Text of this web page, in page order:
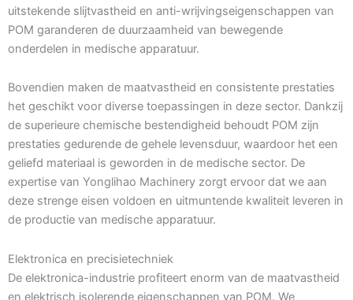
uitstekende slijtvastheid en anti-wrijvingseigenschappen van
POM garanderen de duurzaamheid van bewegende
onderdelen in medische apparatuur.
Bovendien maken de maatvastheid en consistente prestaties
het geschikt voor diverse toepassingen in deze sector. Dankzij
de superieure chemische bestendigheid behoudt POM zijn
prestaties gedurende de gehele levensduur, waardoor het een
geliefd materiaal is geworden in de medische sector. De
expertise van Yonglihao Machinery zorgt ervoor dat we aan
deze strenge eisen voldoen en uitmuntende kwaliteit leveren in
de productie van medische apparatuur.
Elektronica en precisietechniek
De elektronica-industrie profiteert enorm van de maatvastheid
en elektrisch isolerende eigenschappen van POM. We